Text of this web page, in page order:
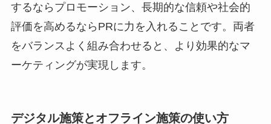
するならプロモーション、長期的な信頼や社会的
評価を高めるならPRに力を入れることです。両者
をバランスよく組み合わせると、より効果的なマ
ーケティングが実現します。
デジタル施策とオフライン施策の使い方